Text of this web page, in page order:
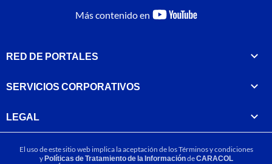
Más contenido en
youtube-
RED DE PORTALES
SERVICIOS CORPORATIVOS
LEGAL
El uso de este sitio web implica la aceptación de losTérminos y condiciones
yPolíticas de Tratamiento de la InformacióndeCARACOL